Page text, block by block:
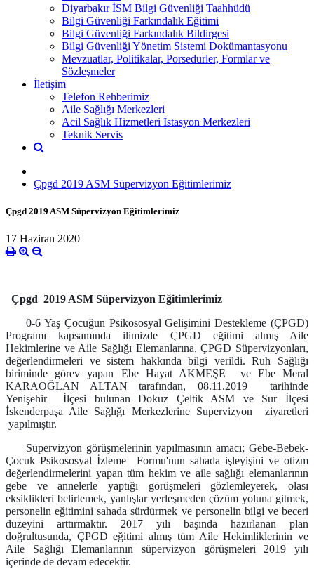
Diyarbakır İSM Bilgi Güvenliği Taahhüdü
Bilgi Güvenliği Farkındalık Eğitimi
Bilgi Güvenliği Farkındalık Bildirgesi
Bilgi Güvenliği Yönetim Sistemi Dokümantasyonu
Mevzuatlar, Politikalar, Porsedurler, Formlar ve
Sözleşmeler
İletişim
Telefon Rehberimiz
Aile Sağlığı Merkezleri
Acil Sağlık Hizmetleri İstasyon Merkezleri
Teknik Servis
Çpgd 2019 ASM Süpervizyon Eğitimlerimiz
Çpgd 2019 ASM Süpervizyon Eğitimlerimiz
17 Haziran 2020
Çpgd 2019 ASM Süpervizyon Eğitimlerimiz
0-6 Yaş Çocuğun Psikososyal Gelişimini Destekleme (ÇPGD)
Programı kapsamında ilimizde ÇPGD eğitimi almış Aile
Hekimlerine ve Aile Sağlığı Elemanlarına, ÇPGD Süpervizyonları,
değerlendirmeleri ve sistem hakkında bilgi verildi. Ruh Sağlığı
biriminde görev yapan Ebe Hayat AKMEŞE ve Ebe Meral
KARAOĞLAN ALTAN tarafından, 08.11.2019 tarihinde
Yenişehir İlçesi bulunan Dokuz Çeltik ASM ve Sur İlçesi
İskenderpaşa Aile Sağlığı Merkezlerine Supervizyon ziyaretleri
yapılmıştır.
Süpervizyon görüşmelerinin yapılmasının amacı; Gebe-Bebek-
Çocuk Psikososyal İzleme Formu'nun sahada işleyişini ve otizm
değerlendirmelerini yapan tüm hekim ve aile sağlığı elemanlarının
gebe ve annelerle yaptığı görüşmeleri gözlemleyerek, olası
eksiklikleri belirlemek, yanlışlar yerleşmeden çözüm yoluna gitmek,
personelin eğitimini sahada sürdürmek ve personelin bilgi ve beceri
düzeyini arttırmaktır. 2017 yılı başında hazırlanan plan
doğrultusunda, ÇPGD eğitimi almış tüm Aile Hekimliklerinin ve
Aile Sağlığı Elemanlarının süpervizyon görüşmeleri 2019 yılı
içerinde de devam edecektir.